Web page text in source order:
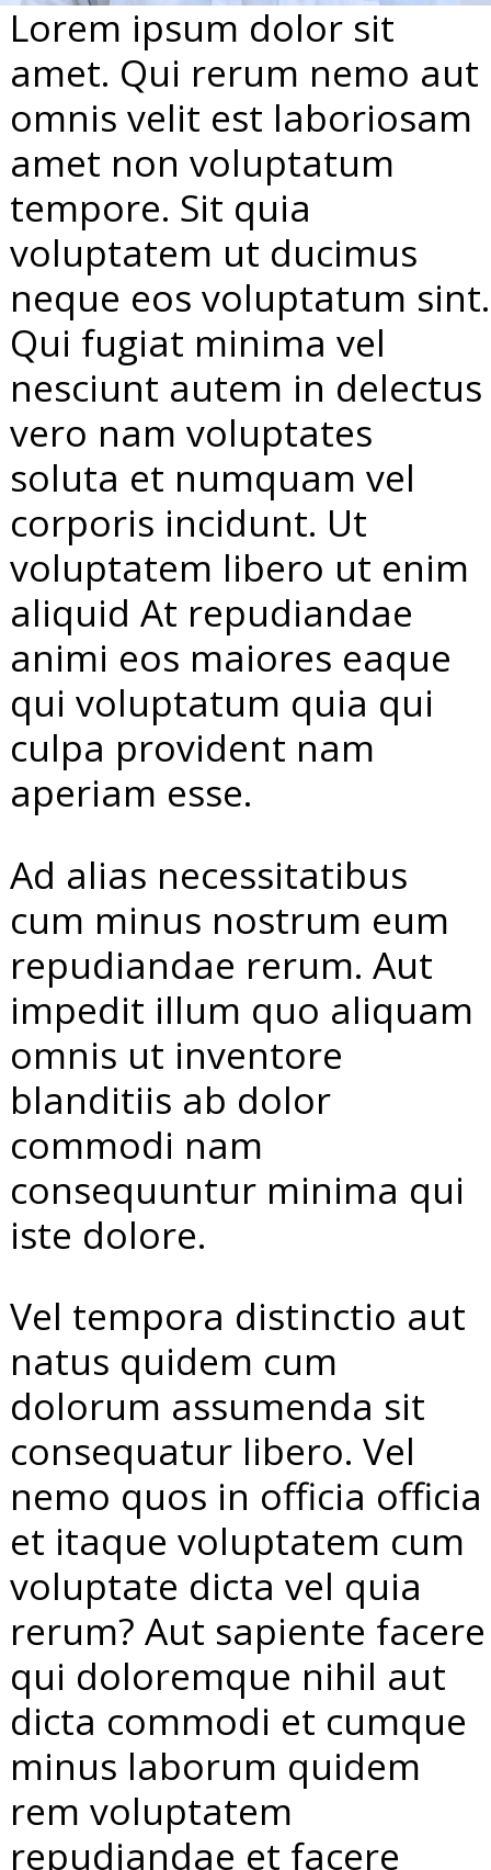
Lorem ipsum dolor sit
amet. Qui rerum nemo aut
omnis velit est laboriosam
amet non voluptatum
tempore. Sit quia
voluptatem ut ducimus
neque eos voluptatum sint.
Qui fugiat minima vel
nesciunt autem in delectus
vero nam voluptates
soluta et numquam vel
corporis incidunt. Ut
voluptatem libero ut enim
aliquid At repudiandae
animi eos maiores eaque
qui voluptatum quia qui
culpa provident nam
aperiam esse.
Ad alias necessitatibus
cum minus nostrum eum
repudiandae rerum. Aut
impedit illum quo aliquam
omnis ut inventore
blanditiis ab dolor
commodi nam
consequuntur minima qui
iste dolore.
Vel tempora distinctio aut
natus quidem cum
dolorum assumenda sit
consequatur libero. Vel
nemo quos in officia officia
et itaque voluptatem cum
voluptate dicta vel quia
rerum? Aut sapiente facere
qui doloremque nihil aut
dicta commodi et cumque
minus laborum quidem
rem voluptatem
repudiandae et facere